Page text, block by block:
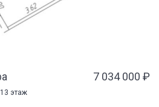
7 034 000 ₽
этаж